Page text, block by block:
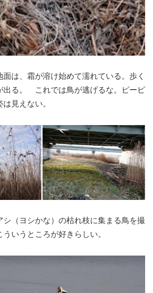
面は、霜が溶け始めて濡れている。歩く
出る。 これでは鳥が逃げるな。ピーピ
見えない。
シ（ヨシかな）の枯れ枝に集まる鳥を撮
いうところが好きらしい。